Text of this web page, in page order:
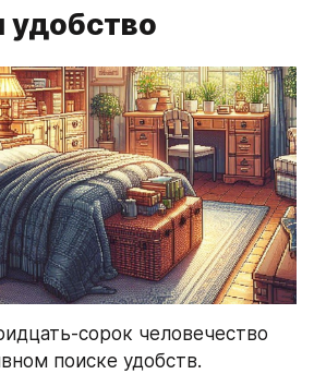
сорок человечество
поиске удобств.